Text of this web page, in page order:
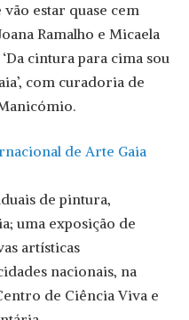
estar quase cem
Ramalho e Micaela
cintura para cima sou
com curadoria de
de Arte Gaia
de pintura,
uma exposição de
artísticas
nacionais, na
de Ciência Viva e